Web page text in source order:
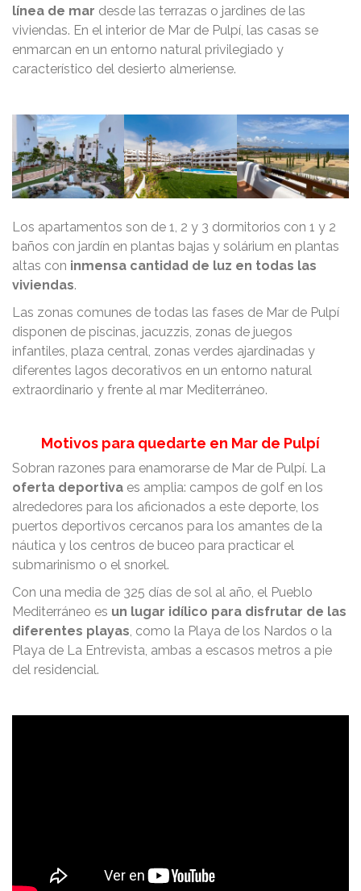
línea de mar desde las terrazas o jardines de las
viviendas. En el interior de Mar de Pulpí, las casas se
enmarcan en un entorno natural privilegiado y
característico del desierto almeriense.
Los apartamentos son de 1, 2 y 3 dormitorios con 1 y 2
baños con jardín en plantas bajas y solárium en plantas
altas con inmensa cantidad de luz en todas las
viviendas.
Las zonas comunes de todas las fases de Mar de Pulpí
disponen de piscinas, jacuzzis, zonas de juegos
infantiles, plaza central, zonas verdes ajardinadas y
diferentes lagos decorativos en un entorno natural
extraordinario y frente al mar Mediterráneo.
Motivos para quedarte en Mar de Pulpí
Sobran razones para enamorarse de Mar de Pulpí. La
oferta deportiva es amplia: campos de golf en los
alrededores para los aficionados a este deporte, los
puertos deportivos cercanos para los amantes de la
náutica y los centros de buceo para practicar el
submarinismo o el snorkel.
Con una media de 325 días de sol al año, el Pueblo
Mediterráneo es un lugar idílico para disfrutar de las
diferentes playas, como la Playa de los Nardos o la
Playa de La Entrevista, ambas a escasos metros a pie
del residencial.